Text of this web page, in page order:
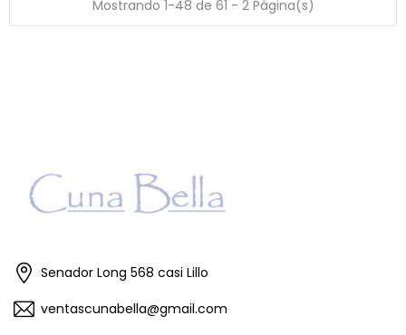
Mostrando 1-48 de 61 - 2 Página(s)
Senador Long 568 casi Lillo
ventascunabella@gmail.com